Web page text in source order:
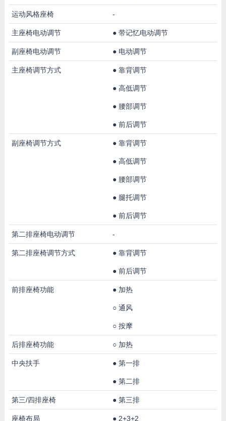
运动风格座椅 -
主座椅电动调节 ● 带记忆电动调节
副座椅电动调节 ● 电动调节
主座椅调节方式 ● 靠背调节
● 高低调节
● 腰部调节
● 前后调节
副座椅调节方式 ● 靠背调节
● 高低调节
● 腰部调节
● 腿托调节
● 前后调节
第二排座椅电动调节 -
第二排座椅调节方式 ● 靠背调节
● 前后调节
前排座椅功能 ● 加热
○ 通风
○ 按摩
后排座椅功能 ○ 加热
中央扶手 ● 第一排
● 第二排
第三/四排座椅 ● 第三排
座椅布局 ● 2+3+2